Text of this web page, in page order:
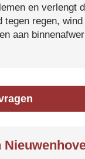
en verlengt
tegen regen,
aan